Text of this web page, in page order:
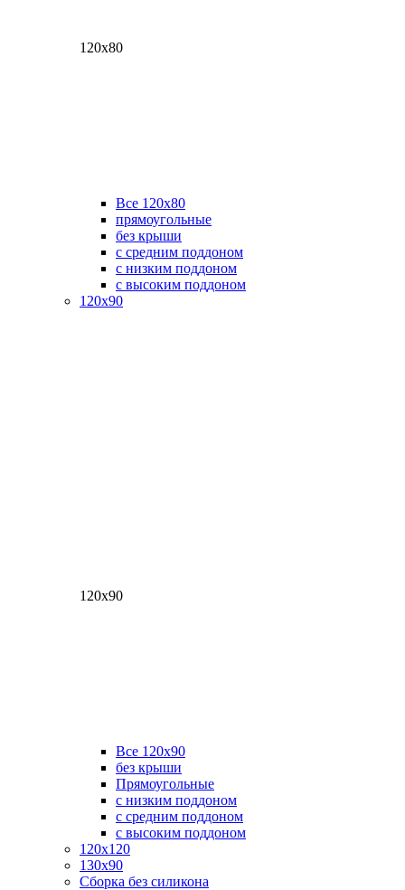
120х80
Все 120х80
прямоугольные
без крыши
с средним поддоном
с низким поддоном
с высоким поддоном
120х90
120х90
Все 120х90
без крыши
Прямоугольные
с низким поддоном
с средним поддоном
с высоким поддоном
120х120
130х90
Сборка без силикона